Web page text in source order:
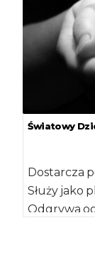
Światowy
Dostarcza
Służy jako
Odgrywa